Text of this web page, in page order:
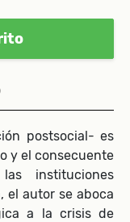
postsocial- es
y el consecuente
instituciones
el autor se aboca
a la crisis de